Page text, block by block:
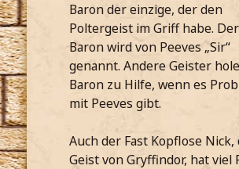
Baron der einzige, der den
Poltergeist im Griff habe.
Baron wird von Peeves „Sir“
genannt. Andere Geister
Baron zu Hilfe, wenn es
mit Peeves gibt.
Auch der Fast Kopflose Nick,
Geist von Gryffindor, hat viel